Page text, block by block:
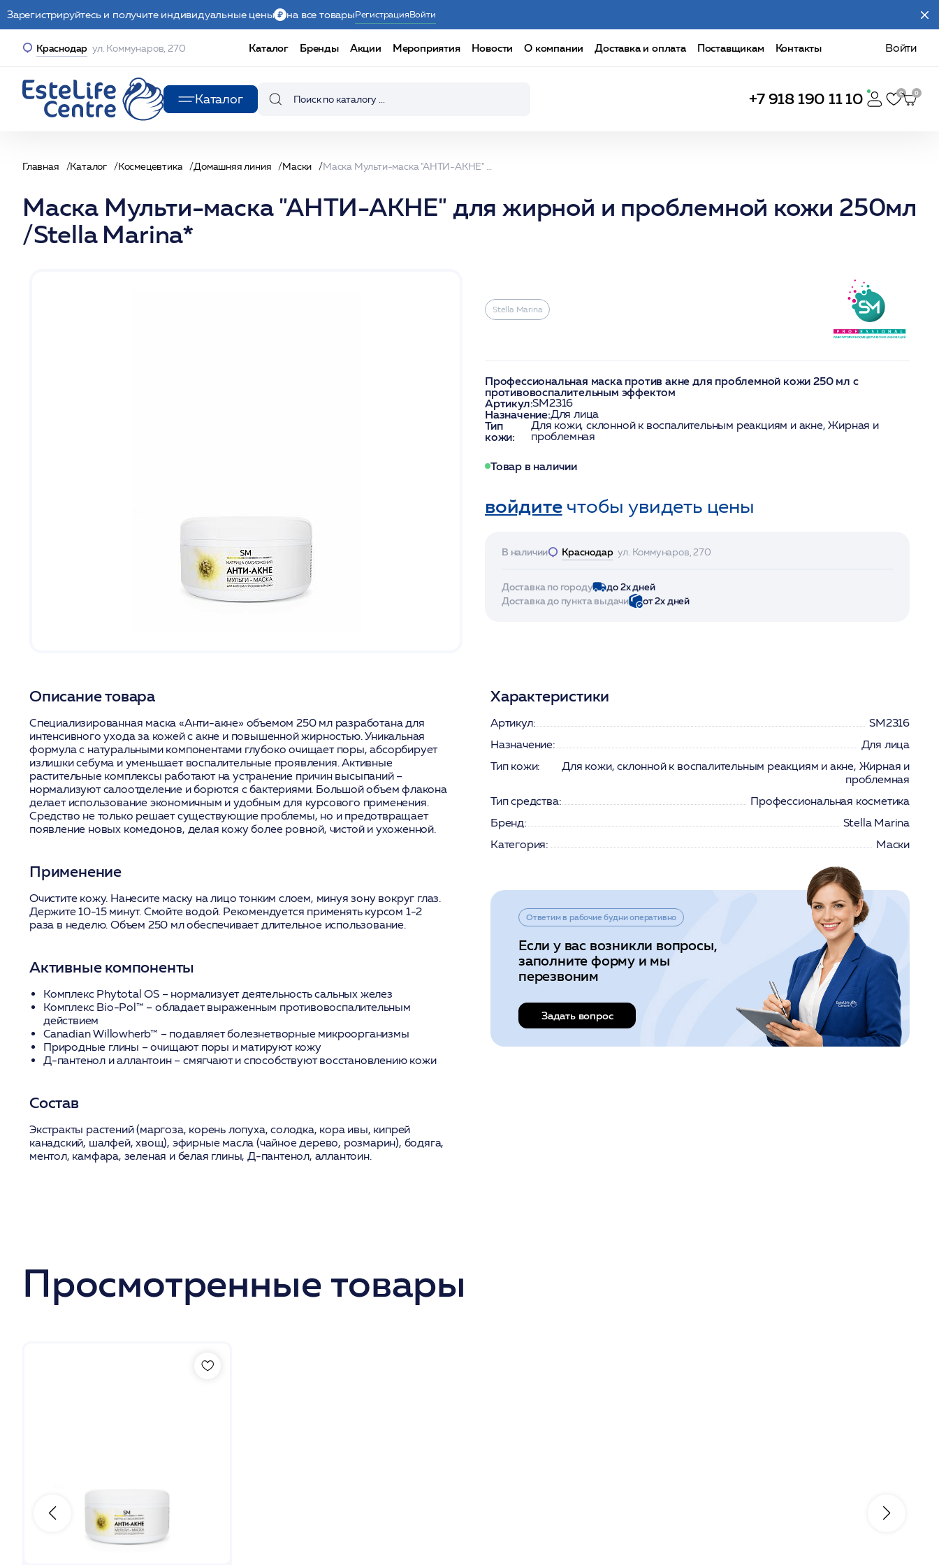
Зарегистрируйтесь и получите индивидуальные цены на все товарыРегистрацияВойти
Краснодар ул. Коммунаров, 270 Каталог Бренды Акции Мероприятия Новости О компании Доставка и оплата Поставщикам Контакты Войти
Каталог +7 918 190 11 10
Главная Каталог Космецевтика Домашняя линия Маски
Маска Мульти-маска "АНТИ-АКНЕ" для жирной и проблемной кожи 250мл
/Stella Marina*
Stella Marina
Профессиональная маска против акне для проблемной кожи 250 мл с
противовоспалительным эффектом
Артикул:SM2316
Назначение:Для лица
Тип
кожи:
Для кожи, склонной к воспалительным реакциям и акне, Жирная и
проблемная
Товар в наличии
войдитечтобы увидеть цены
В наличии Краснодар ул. Коммунаров, 270
Доставка по городу
до 2х дней
Доставка до пункта выдачи
от 2х дней
Описание товара
Специализированная маска «Анти-акне» объемом 250 мл разработана для
интенсивного ухода за кожей с акне и повышенной жирностью. Уникальная
формула с натуральными компонентами глубоко очищает поры, абсорбирует
излишки себума и уменьшает воспалительные проявления. Активные
растительные комплексы работают на устранение причин высыпаний –
нормализуют салоотделение и борются с бактериями. Большой объем флакона
делает использование экономичным и удобным для курсового применения.
Средство не только решает существующие проблемы, но и предотвращает
появление новых комедонов, делая кожу более ровной, чистой и ухоженной.
Применение
Очистите кожу. Нанесите маску на лицо тонким слоем, минуя зону вокруг глаз.
Держите 10-15 минут. Смойте водой. Рекомендуется применять курсом 1-2
раза в неделю. Объем 250 мл обеспечивает длительное использование.
Активные компоненты
Комплекс Phytotal OS – нормализует деятельность сальных желез
Комплекс Bio-Pol™ – обладает выраженным противовоспалительным
действием
Canadian Willowherb™ – подавляет болезнетворные микроорганизмы
Природные глины – очищают поры и матируют кожу
Д-пантенол и аллантоин– смягчают и способствуют восстановлению кожи
Состав
Экстракты растений (маргоза, корень лопуха, солодка, кора ивы, кипрей
канадский, шалфей, хвощ), эфирные масла (чайное дерево, розмарин), бодяга,
ментол, камфара, зеленая и белая глины, Д-пантенол, аллантоин.
Характеристики
Артикул:
SM2316
Назначение:
Для лица
Тип кожи:
Для кожи, склонной к воспалительным реакциям и акне, Жирная и
проблемная
Тип средства:
Профессиональная косметика
Бренд:
Stella Marina
Категория:
Маски
Ответим в рабочие будни оперативно
Если у вас возникли вопросы,
заполните форму и мы
перезвоним
Задать вопрос
Просмотренные товары